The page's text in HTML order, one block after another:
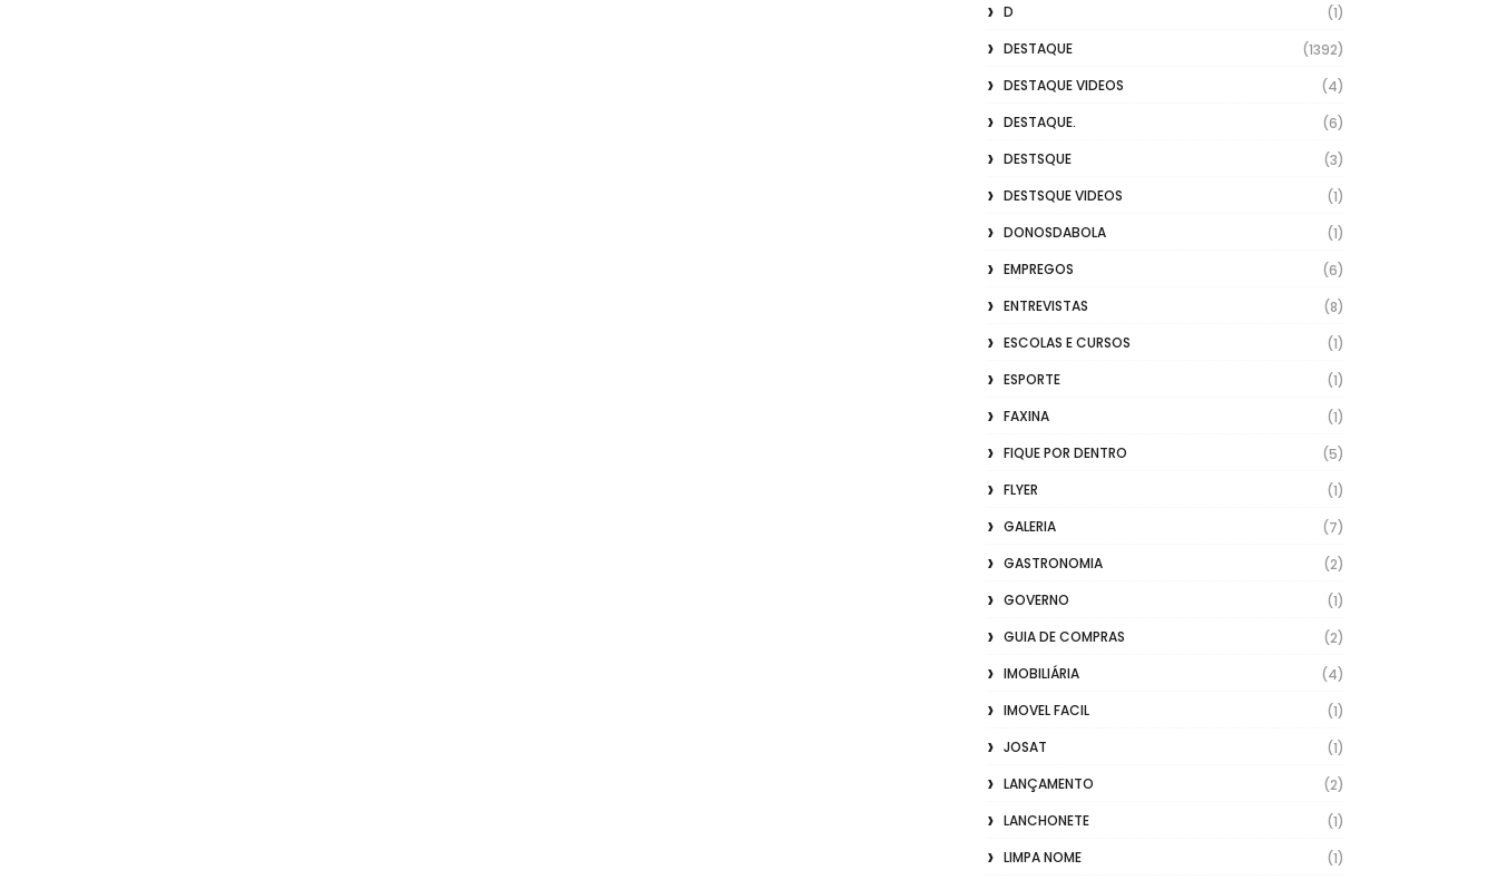
D
(1)
DESTAQUE
(1392)
DESTAQUE VIDEOS
(4)
DESTAQUE.
(6)
DESTSQUE
(3)
DESTSQUE VIDEOS
(1)
DONOSDABOLA
(1)
EMPREGOS
(6)
ENTREVISTAS
(8)
ESCOLAS E CURSOS
(1)
ESPORTE
(1)
FAXINA
(1)
FIQUE POR DENTRO
(5)
FLYER
(1)
GALERIA
(7)
GASTRONOMIA
(2)
GOVERNO
(1)
GUIA DE COMPRAS
(2)
IMOBILIÁRIA
(4)
IMOVEL FACIL
(1)
JOSAT
(1)
LANÇAMENTO
(2)
LANCHONETE
(1)
LIMPA NOME
(1)